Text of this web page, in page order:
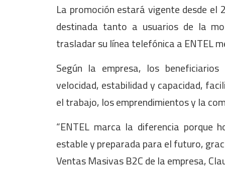
La promoción estará vigente desde
destinada tanto a usuarios de la
trasladar su línea telefónica a ENTEL
Según la empresa, los
velocidad, estabilidad y capacidad,
el trabajo, los emprendimientos y la
“ENTEL marca la diferencia porque
estable y preparada para el futuro,
Ventas Masivas B2C de la empresa,